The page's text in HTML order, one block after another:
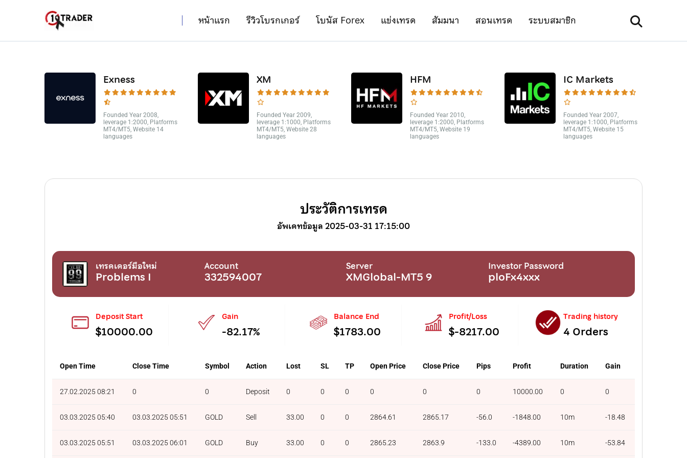
หน้าแรก รีวิวโบรกเกอร์ โบนัส Forex แข่งเทรด สัมมนา สอนเทรด ระบบสมาชิก
Exness
Founded Year 2008,
leverage 1:2000, Platforms
MT4/MT5, Website 14
languages
XM
Founded Year 2009,
leverage 1:1000, Platforms
MT4/MT5, Website 28
languages
HFM
Founded Year 2010,
leverage 1:2000, Platforms
MT4/MT5, Website 19
languages
IC Markets
Founded Year 2007,
leverage 1:1000, Platforms
MT4/MT5, Website 15
languages
ประวัติการเทรด
อัพเดทข้อมูล 2025-03-31 17:15:00
เทรดเดอร์มือใหม่
Problems I
Account
332594007
Server
XMGlobal-MT5 9
Investor Password
ploFx4xxx
Deposit Start
$10000.00
Gain
-82.17%
Balance End
$1783.00
Profit/Loss
$-8217.00
Trading history
4 Orders
Open Time Close Time Symbol Action Lost SL TP Open Price Close Price Pips Profit Duration Gain
27.02.2025 08:21 0 0 Deposit 0 0 0 0 0 0 10000.00 0 0
03.03.2025 05:40 03.03.2025 05:51 GOLD Sell 33.00 0 0 2864.61 2865.17 -56.0 -1848.00 10m -18.48
03.03.2025 05:51 03.03.2025 06:01 GOLD Buy 33.00 0 0 2865.23 2863.9 -133.0 -4389.00 10m -53.84